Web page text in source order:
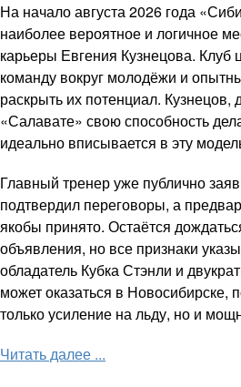
На начало августа 2026 года
наиболее вероятное и логичное
карьеры Евгения Кузнецова. Клуб
команду вокруг молодёжи и
раскрыть их потенциал. Кузнецов,
«Салавате» свою способность
идеально вписывается в эту
Главный тренер уже публично
подтвердил переговоры, а
якобы принято. Остаётся
объявления, но все признаки
обладатель Кубка Стэнли и
может оказаться в Новосибирске,
только усиление на льду, но и
Читать далее ...